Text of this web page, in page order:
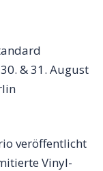
& 31. August
veröffentlicht
Vinyl-